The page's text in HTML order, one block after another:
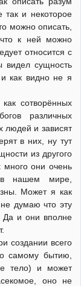
так и некоторое
можно описать,
к ней можно
относится с
видел сущность
как видно не я
сотворённых
различных
людей и зависят
в них, ну тут
из другого
много они очень
в нашем мире,
Может я как
думаю что эту
Да и они вполне
создании всего
самому бытию,
тело) и может
оно не